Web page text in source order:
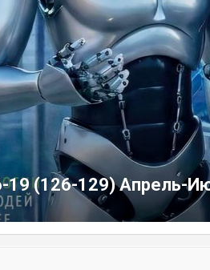
19 (126-129) Апрель-